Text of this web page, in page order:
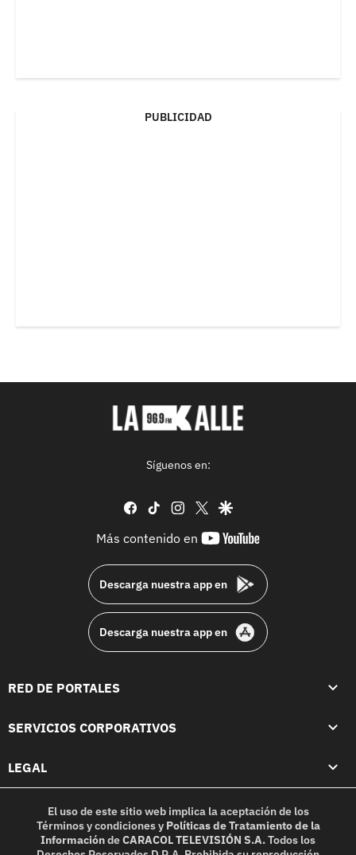
PUBLICIDAD
Síguenos en:
facebook
tiktok instagram
twittergoogle
Más contenido en
youtube-
Descarga nuestra app en
Descarga nuestra app en
RED DE PORTALES
SERVICIOS CORPORATIVOS
LEGAL
El uso de este sitio web implica la aceptación de los
Términos y condicionesy Políticas de Tratamiento de la
InformacióndeCARACOL TELEVISIÓN S.A.Todos los